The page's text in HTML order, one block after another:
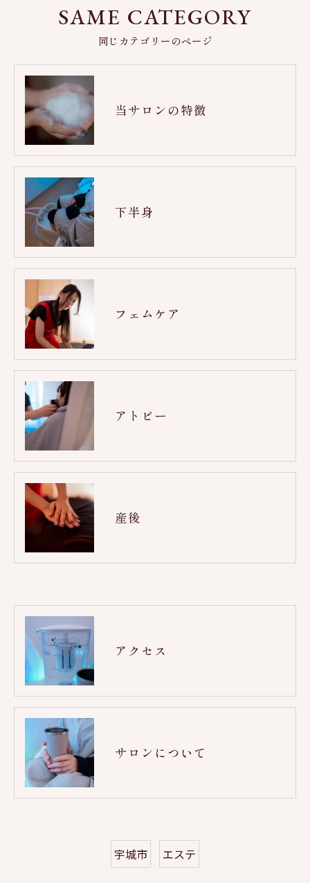
同じカテゴリーのページ
SAME CATEGORY
当サロンの特徴
下半身
フェムケア
アトピー
産後
アクセス
サロンについて
宇城市 エステ